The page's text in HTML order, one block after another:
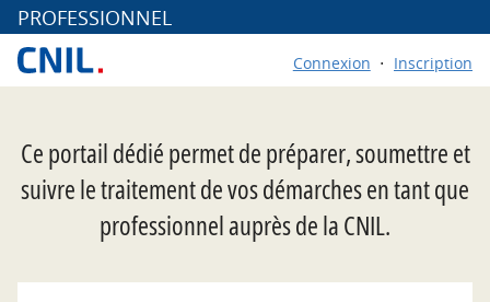
PROFESSIONNEL
Connexion Inscription
Ce portail dédié permet de préparer, soumettre et
suivre le traitement de vos démarches en tant que
professionnel auprès de la CNIL.
*